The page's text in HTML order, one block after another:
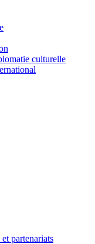
culturelle
partenariats